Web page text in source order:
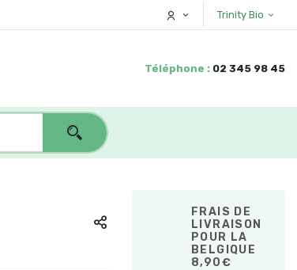
Trinity Bio
Téléphone : 02 345 98 45
FRAIS DE
LIVRAISON
POUR LA
BELGIQUE
8,90€